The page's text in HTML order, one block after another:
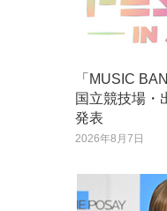
「MUSIC
国立競技場・
発表
2026年8月7日